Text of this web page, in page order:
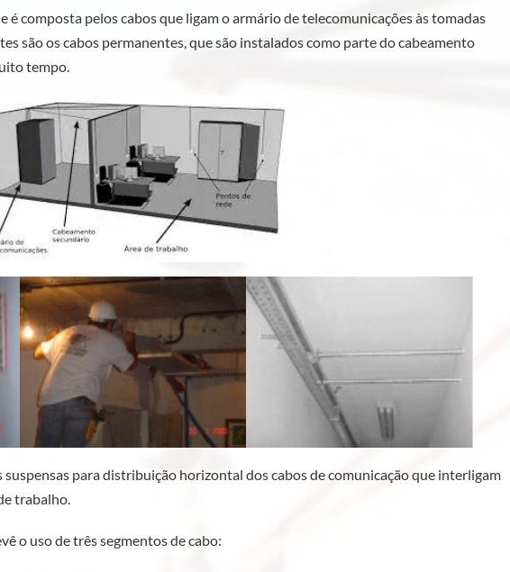
é composta pelos cabos que ligam o armário de telecomunicações às tomadas
são os cabos permanentes, que são instalados como parte do cabeamento
tempo.
para distribuição horizontal dos cabos de comunicação que interligam
trabalho.
o uso de três segmentos de cabo: